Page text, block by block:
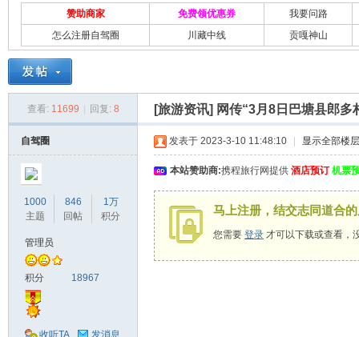
索
自 » › › ›
赞助商家 免费领优惠券
我要问路
怎么注册自驾圈
川藏中线 贡嘎神山
查看: 11699 回复: 8 [旅游资讯] 网传“3月8日巴塘县郎
自驾圈
1000
主题
846
回帖
1万
积分
管理员
积分 18967
收听TA 发消息
发表于 2023-3-10 11:48:10 显示全部楼层
本站赞助商:携程旅行网提供 酒店预订 机票
马上注册，结交志同道合
您需要 登录 才可以下载或查看，